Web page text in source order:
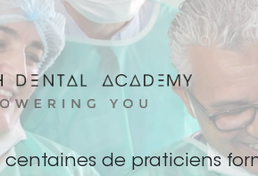
centaines de praticiens